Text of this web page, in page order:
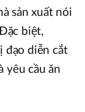
sản xuất nói
biệt,
đạo diễn cắt
yêu cầu ăn